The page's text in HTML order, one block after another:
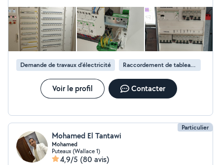
j'avais déjà eu une fois , je veux passer par le site ! je n'ai pas
trouvé pour l'instant
Demande de travaux d’électricité Raccordement de tableau électrique
Voir le profil Contacter
Particulier
Mohamed El Tantawi
Mohamed
Puteaux (Wallace 1)
4,9/5 (80 avis)